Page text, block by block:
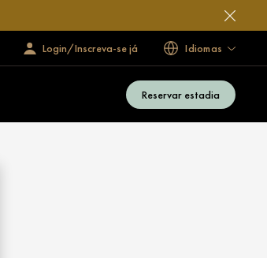
Login/Inscreva-se já Idiomas
Reservar estadia